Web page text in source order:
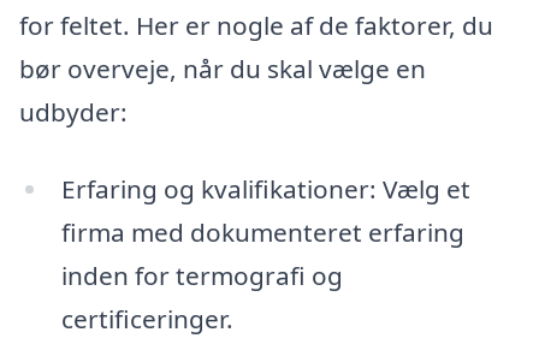
for feltet. Her er nogle af de faktorer, du
bør overveje, når du skal vælge en
udbyder:
Erfaring og kvalifikationer: Vælg et
firma med dokumenteret erfaring
inden for termografi og
certificeringer.